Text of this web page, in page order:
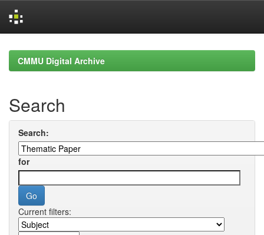
navigationCMMU Digital Archive
Search
Search:
for
Current filters: